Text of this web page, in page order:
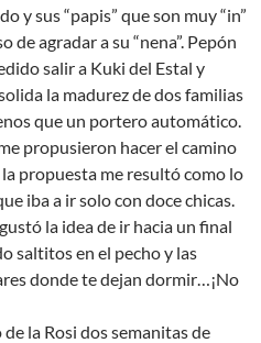
y sus “papis” que son muy “in”
de agradar a su “nena”. Pepón
salir a Kuki del Estal y
la madurez de dos familias
que un portero automático.
propusieron hacer el camino
propuesta me resultó como lo
iba a ir solo con doce chicas.
la idea de ir hacia un final
saltitos en el pecho y las
donde te dejan dormir…¡No
la Rosi dos semanitas de